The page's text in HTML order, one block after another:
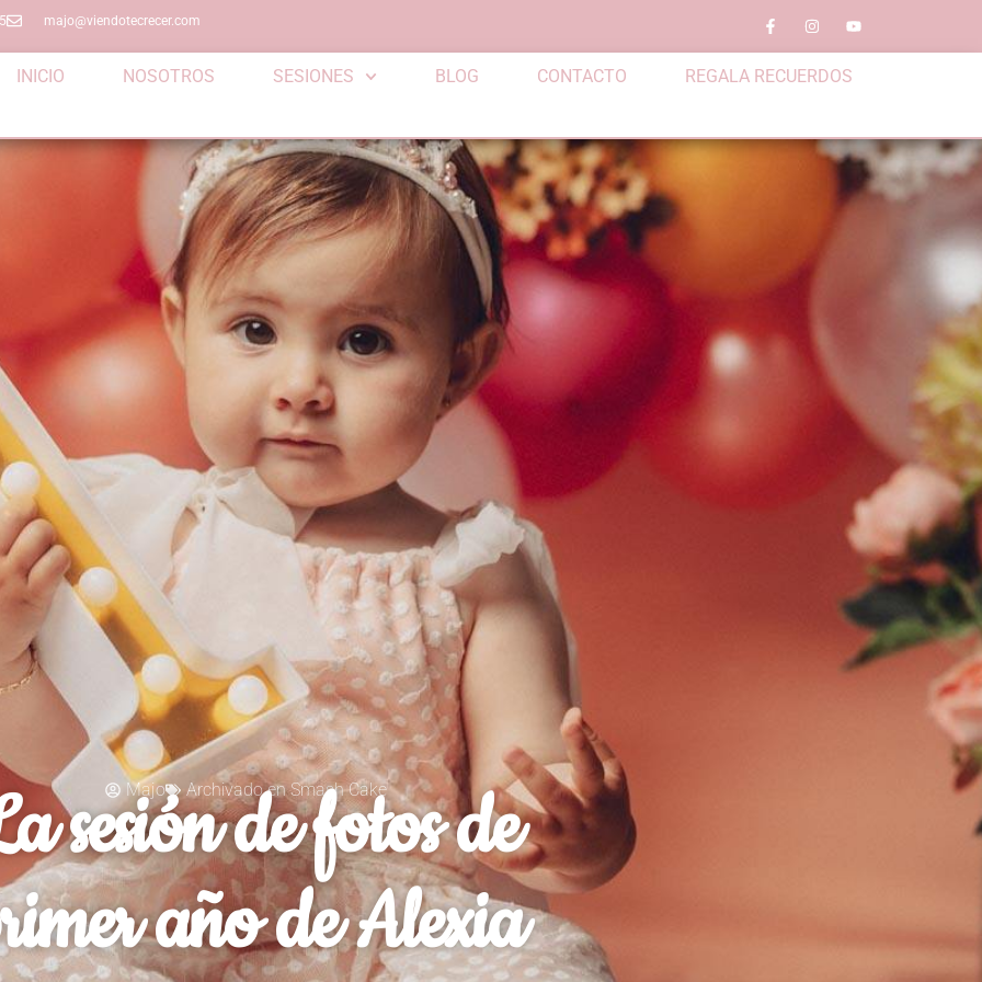
majo@viendotecrecer.com
INICIO NOSOTROS SESIONES BLOG CONTACTO REGALA RECUERDOS
Majo Archivado enSmash Cake
sesión de fotos de
año de Alexia